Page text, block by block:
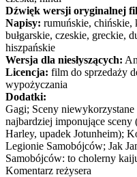
Dźwięk wersji oryginalnej
Napisy: rumuńskie, chińskie,
bułgarskie, czeskie, greckie,
hiszpańskie
Wersja dla niesłyszących:
Licencja: film do sprzedaży
wypożyczania
Dodatki:
Gagi; Sceny niewykorzystane
najbardziej imponujące sceny
Harley, upadek Jotunheim);
Legionie Samobójców; Jak
Samobójców: to cholerny
Komentarz reżysera